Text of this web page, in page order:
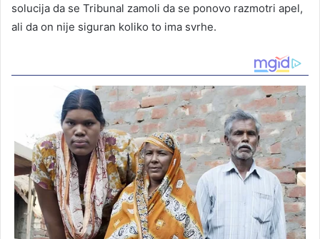
solucija da se Tribunal zamoli da se ponovo razmotri apel,
ali da on nije siguran koliko to ima svrhe.